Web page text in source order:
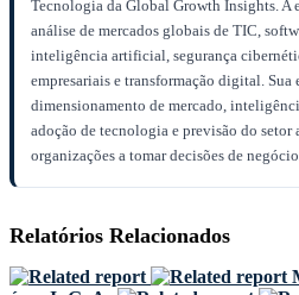
Tecnologia da Global Growth Insights. A
análise de mercados globais de TIC,
inteligência artificial, segurança
empresariais e transformação digital.
dimensionamento de mercado,
adoção de tecnologia e previsão do setor
organizações a tomar decisões de
Relatórios Relacionados